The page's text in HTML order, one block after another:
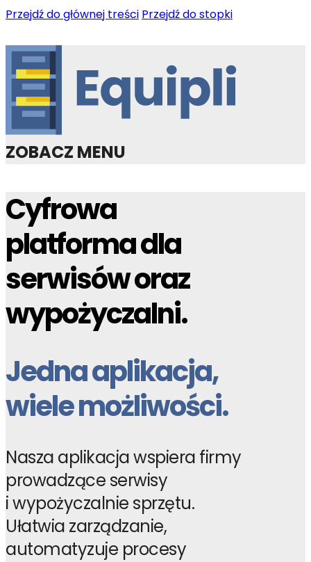
Przejdź do głównej treści Przejdź do stopki
ZOBACZ MENU
Cyfrowa
platforma dla
serwisów oraz
wypożyczalni.
Jedna aplikacja,
wiele możliwości.
Nasza aplikacja wspiera firmy
prowadzące serwisy
i wypożyczalnie sprzętu.
Ułatwia zarządzanie,
automatyzuje procesy